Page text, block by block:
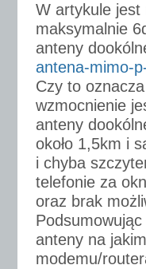
W artykule jest
maksymalnie
anteny
antena-mimo-
Czy to
wzmocnienie
anteny
około 1,5km i
i chyba
telefonie za
oraz brak
anteny na
modemu/